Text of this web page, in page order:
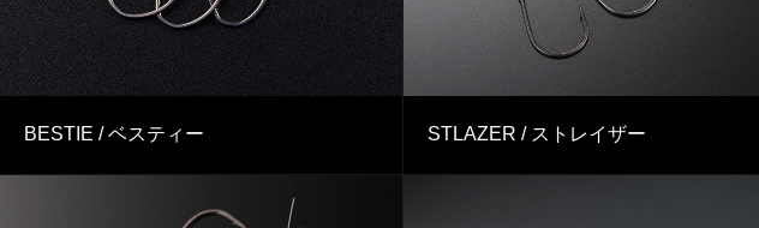
BESTIE / ベスティー STLAZER / ストレイザー